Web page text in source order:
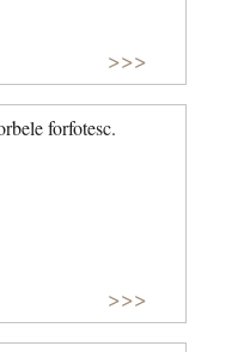
>>>
forfotesc.
>>>